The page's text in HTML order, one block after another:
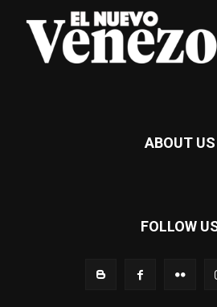
ABOUT US
FOLLOW